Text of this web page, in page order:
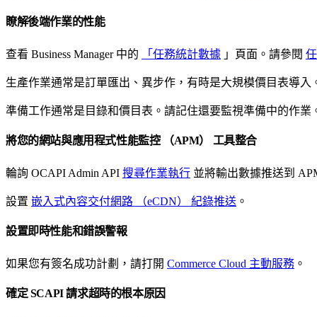
瞭解後端作業的性能
查看 Business Manager 中的 「任務統計數據 」頁面。請參閱
生產作業通常是訂單匯出、異步作，有時是大規模價目表導入
準備工作通常是目錄和價目表。請記住還要監視準備中的作業
將您的網站與應用程式性能監控 （APM） 工具整合
輪詢 OCAPI Admin API 搜尋作業執行 並將輸出數據推送到
設置 嵌入式內容交付網路 （eCDN） 紀錄推送 。
設置即時性能和錯誤警報
如果您有簽名成功計劃，請打開 Commerce Cloud 主動服務 。
確定 SCAPI 請求超時的根本原因